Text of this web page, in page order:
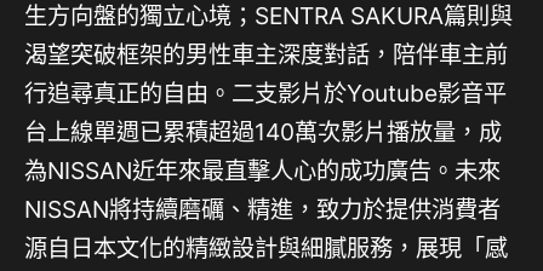
生方向盤的獨立心境；SENTRA SAKURA篇則與
渴望突破框架的男性車主深度對話，陪伴車主前
行追尋真正的自由。二支影片於Youtube影音平
台上線單週已累積超過140萬次影片播放量，成
為NISSAN近年來最直擊人心的成功廣告。未來
NISSAN將持續磨礪、精進，致力於提供消費者
源自日本文化的精緻設計與細膩服務，展現「感